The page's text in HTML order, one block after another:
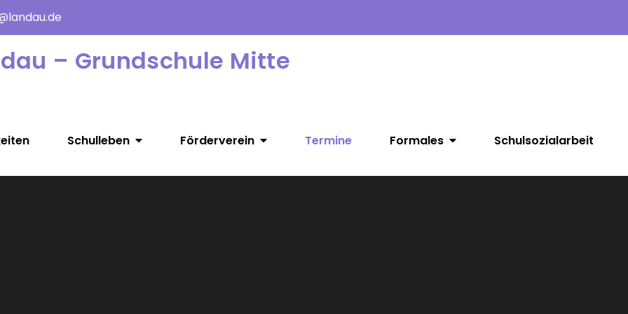
– Grundschule Mitte
Schulleben Förderverein Termine Formales Schulsozialarbeit